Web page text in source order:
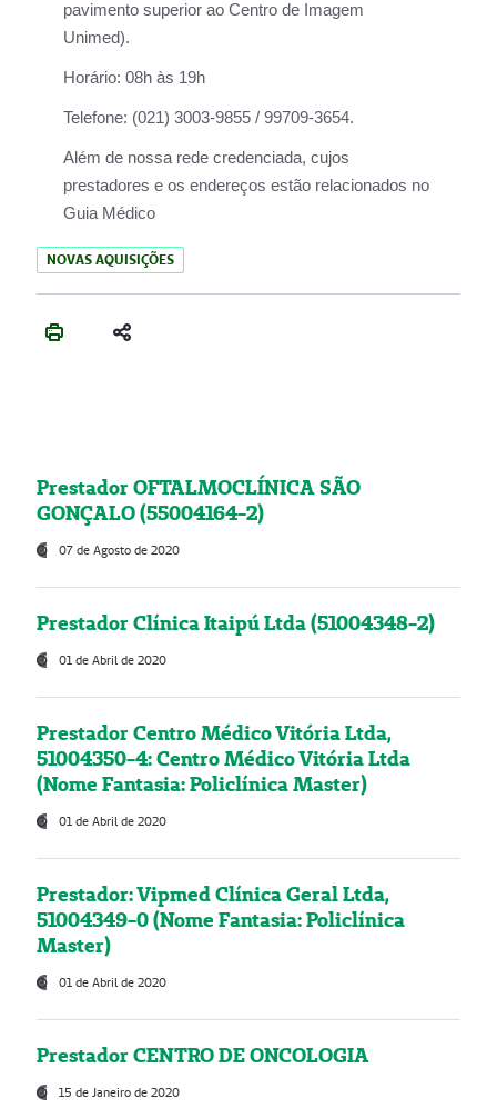
pavimento superior ao Centro de Imagem
Unimed).
Horário: 08h às 19h
Telefone: (021) 3003-9855 / 99709-3654.
Além de nossa rede credenciada, cujos
prestadores e os endereços estão relacionados no
Guia Médico
NOVAS AQUISIÇÕES
Prestador OFTALMOCLÍNICA SÃO
GONÇALO (55004164-2)
07 de Agosto de 2020
Prestador Clínica Itaipú Ltda (51004348-2)
01 de Abril de 2020
Prestador Centro Médico Vitória Ltda,
51004350-4: Centro Médico Vitória Ltda
(Nome Fantasia: Policlínica Master)
01 de Abril de 2020
Prestador: Vipmed Clínica Geral Ltda,
51004349-0 (Nome Fantasia: Policlínica
Master)
01 de Abril de 2020
Prestador CENTRO DE ONCOLOGIA
15 de Janeiro de 2020